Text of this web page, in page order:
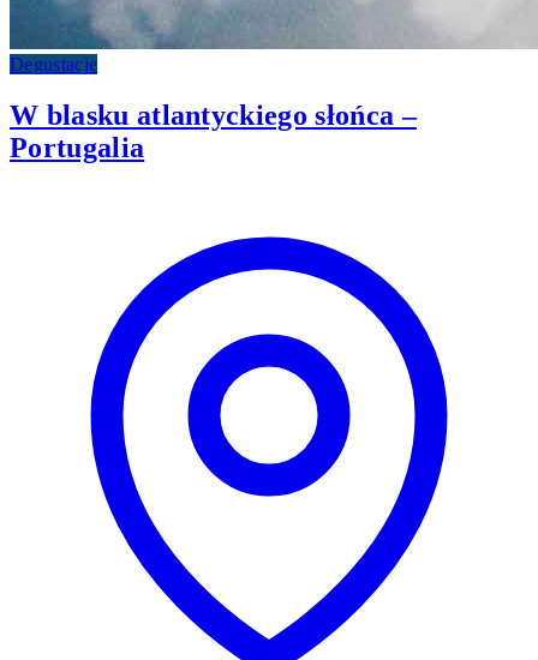
Degustacje
W blasku atlantyckiego słońca –
Portugalia